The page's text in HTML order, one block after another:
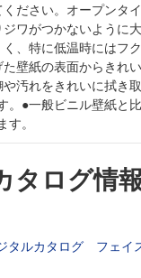
ださい。オープンタ
ワがつかないように
、特に低温時にはフ
壁紙の表面からきれ
汚れをきれいに拭き
。●一般ビニル壁紙と
。
タログ情
タルカタログ フェイ